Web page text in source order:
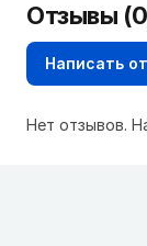
Отзывы
Написать
Нет отзывов.